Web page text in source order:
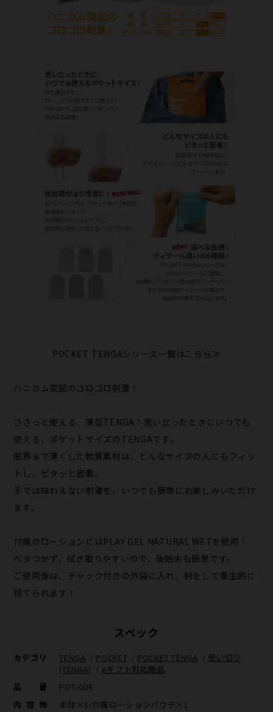
POCKET TENGAシリーズ一覧はこちら≫
ハニカム突起のゴロゴロ刺激！
ささっと使える、薄型TENGA！思い立ったときにいつでも
使える、ポケットサイズのTENGAです。
限界まで薄くした軟質素材は、どんなサイズの人にもフィッ
トし、ピタッと密着。
手では味わえない刺激を、いつでも簡単にお楽しみいただけ
ます。
付属のローションにはPLAY GEL NATURAL WETを使用！
ベタつかず、拭き取りやすいので、後始末も簡単です。
ご使用後は、チャック付きの外袋に入れ、封をして衛生的に
捨てられます！
スペック
カテゴリ TENGA / POCKET / POCKET TENGA / 使い切り
(TENGA) / eギフト対応商品
品番
POT-004
内容物
本体×1/付属ローションパウチ×1